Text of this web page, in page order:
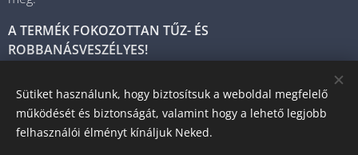
A TERMÉK FOKOZOTTAN TŰZ- ÉS
ROBBANÁSVESZÉLYES!
© 2025 Minden jog fenntartva
Sütiket használunk, hogy biztosítsuk a weboldal megfelelő
működését és biztonságát, valamint hogy a lehető legjobb
felhasználói élményt kínáljuk Neked.